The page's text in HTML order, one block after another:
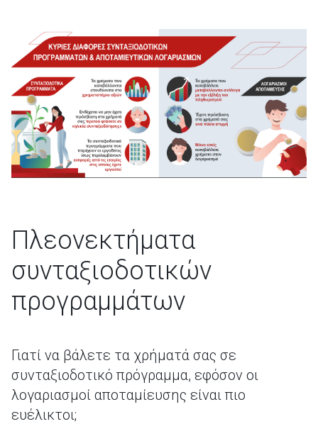
Πλεονεκτήματα
συνταξιοδοτικών
προγραμμάτων
Γιατί να βάλετε τα χρήματά σας σε
συνταξιοδοτικό πρόγραμμα, εφόσον οι
λογαριασμοί αποταμίευσης είναι πιο
ευέλικτοι;